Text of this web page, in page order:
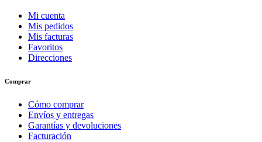
Mi cuenta
Mis pedidos
Mis facturas
Favoritos
Direcciones
Comprar
Cómo comprar
Envíos y entregas
Garantías y devoluciones
Facturación